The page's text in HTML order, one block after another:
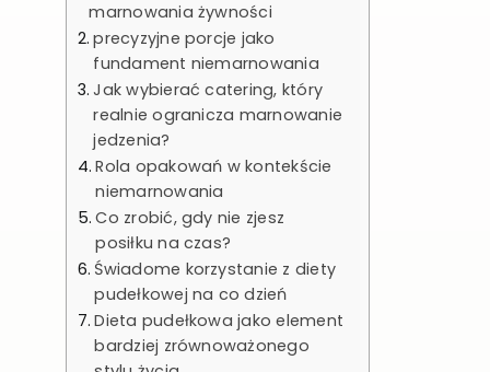
marnowania żywności
precyzyjne porcje jako
fundament niemarnowania
Jak wybierać catering, który
realnie ogranicza marnowanie
jedzenia?
Rola opakowań w kontekście
niemarnowania
Co zrobić, gdy nie zjesz
posiłku na czas?
Świadome korzystanie z diety
pudełkowej na co dzień
Dieta pudełkowa jako element
bardziej zrównoważonego